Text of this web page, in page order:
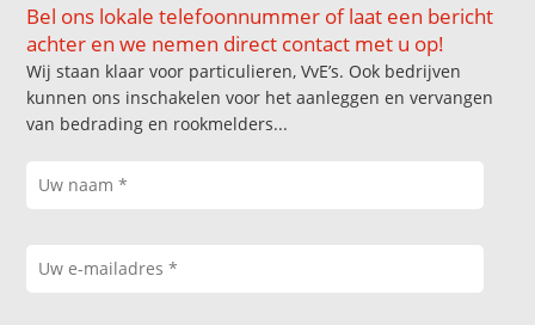
Bel ons lokale telefoonnummer of laat een bericht
achter en we nemen direct contact met u op!
Wij staan klaar voor particulieren, VvE’s. Ook bedrijven
kunnen ons inschakelen voor het aanleggen en vervangen
van bedrading en rookmelders...